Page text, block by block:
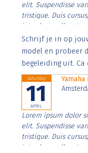
elit. Suspendisse
tristique. Duis
interdum nulla, ut
Aenean faucibus
imperdiet. Nunc ut
Schrijf je in op
model en probeer
begeleiding uit.
Saturday
11
APRIL
Lorem ipsum dolor
elit. Suspendisse
tristique. Duis
interdum nulla, ut